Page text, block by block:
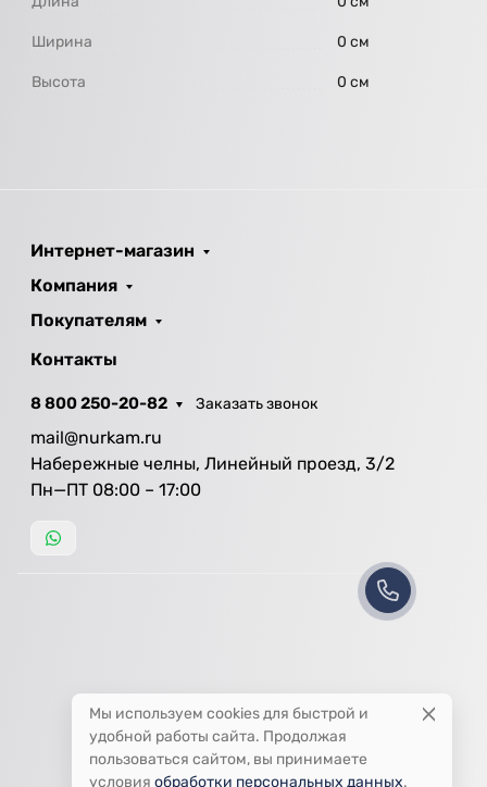
Ширина 0 см
Высота 0 см
Интернет-магазин
Компания
Покупателям
Контакты
8 800 250-20-82 Заказать звонок
mail@nurkam.ru
Набережные челны, Линейный проезд, 3/2
Пн—ПТ 08:00 – 17:00
Мы используем cookies для быстрой и
удобной работы сайта. Продолжая
пользоваться сайтом, вы принимаете
условия обработки персональных данных.